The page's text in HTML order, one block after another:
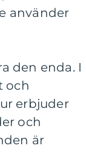
använder
den enda. I
och
erbjuder
och
är